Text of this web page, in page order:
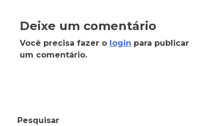
Deixe um comentário
Você precisa fazer o login para publicar
um comentário.
Pesquisar